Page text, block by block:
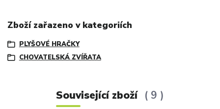
Zboží zařazeno v kategoriích
PLYŠOVÉ HRAČKY
CHOVATELSKÁ ZVÍŘATA
Související zboží 9